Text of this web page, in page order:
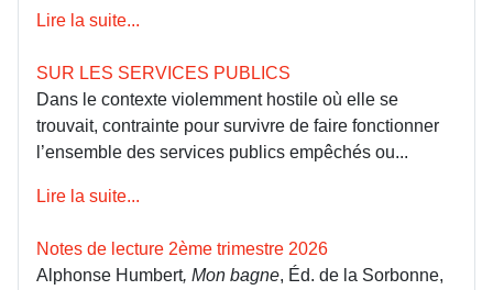
Lire la suite...
SUR LES SERVICES PUBLICS
Dans le contexte violemment hostile où elle se
trouvait, contrainte pour survivre de faire fonctionner
l’ensemble des services publics empêchés ou...
Lire la suite...
Notes de lecture 2ème trimestre 2026
Alphonse Humbert, Mon bagne, Éd. de la Sorbonne,